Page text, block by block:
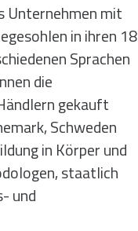
Unternehmen mit
in ihren 18
Sprachen
die
gekauft
Schweden
in Körper und
staatlich
und